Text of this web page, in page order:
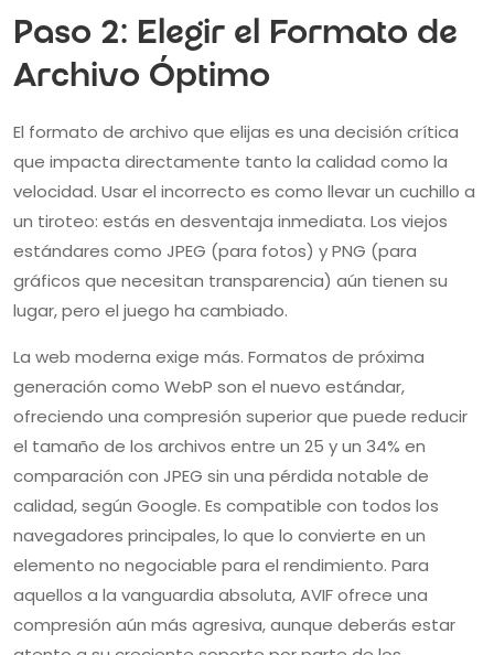
Paso 2: Elegir el Formato de
Archivo Óptimo
El formato de archivo que elijas es una decisión crítica
que impacta directamente tanto la calidad como la
velocidad. Usar el incorrecto es como llevar un cuchillo a
un tiroteo: estás en desventaja inmediata. Los viejos
estándares como JPEG (para fotos) y PNG (para
gráficos que necesitan transparencia) aún tienen su
lugar, pero el juego ha cambiado.
La web moderna exige más. Formatos de próxima
generación como WebP son el nuevo estándar,
ofreciendo una compresión superior que puede reducir
el tamaño de los archivos entre un 25 y un 34% en
comparación con JPEG sin una pérdida notable de
calidad, según Google. Es compatible con todos los
navegadores principales, lo que lo convierte en un
elemento no negociable para el rendimiento. Para
aquellos a la vanguardia absoluta, AVIF ofrece una
compresión aún más agresiva, aunque deberás estar